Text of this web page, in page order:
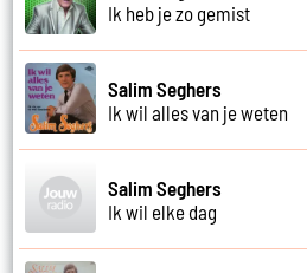
Ik heb je zo gemist
Salim Seghers
Ik wil alles van je weten
Salim Seghers
Ik wil elke dag